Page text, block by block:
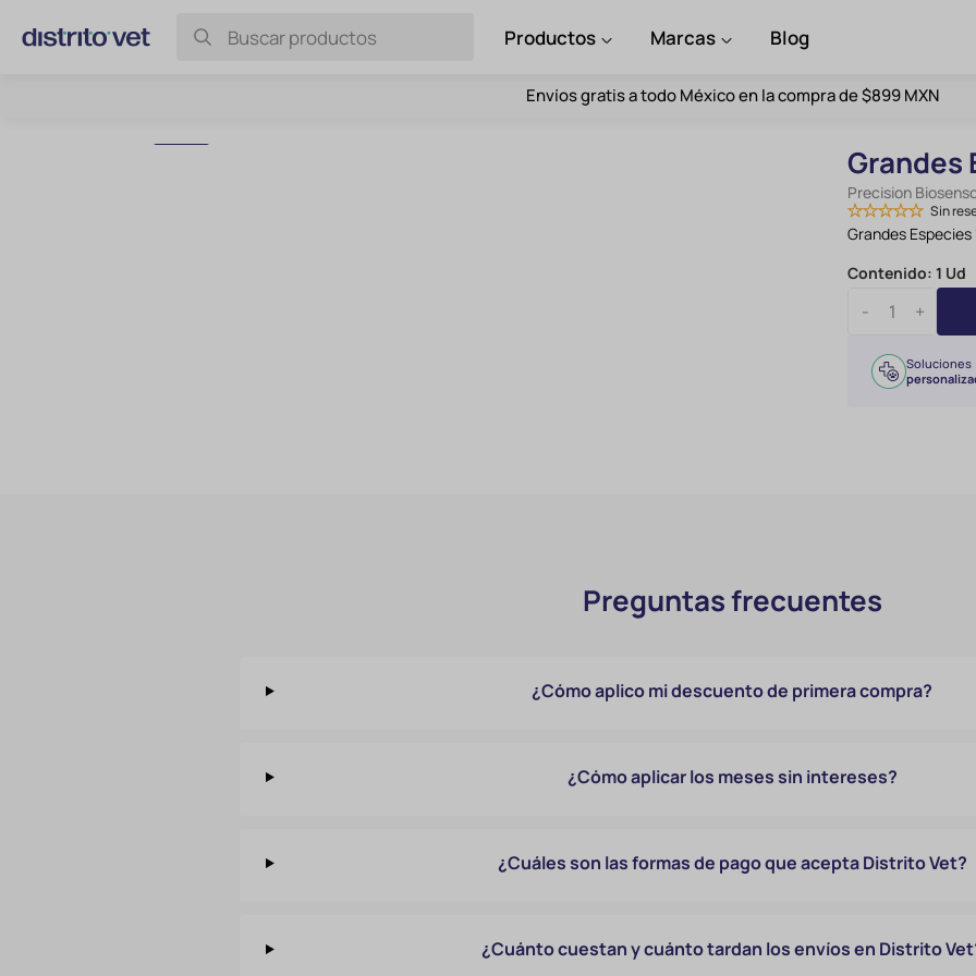
Productos Marcas Blog
Envíos gratis a todo México en la compra de $899 MXN
Grandes
Precision
Sin
Grandes Especies
Contenido:1 Ud
- +
Soluciones
Preguntas frecuentes
¿Cómo aplico mi descuento de primera compra?
¿Cómo aplicar los meses sin intereses?
¿Cuáles son las formas de pago que acepta Distrito Vet?
¿Cuánto cuestan y cuánto tardan los envíos en Distrito